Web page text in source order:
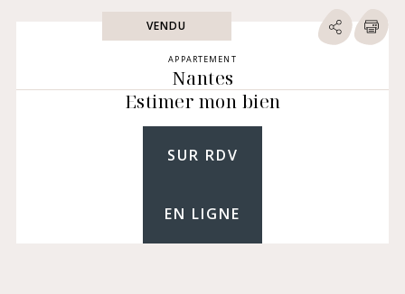
VENDU
APPARTEMENT
Nantes
Estimer mon bien
SUR RDV
EN LIGNE